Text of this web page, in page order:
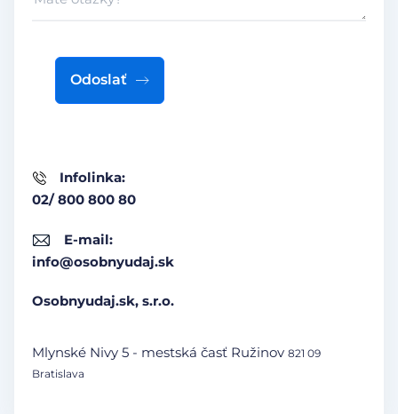
Infolinka:
02/ 800 800 80
E-mail:
info@osobnyudaj.sk
Osobnyudaj.sk, s.r.o.
Mlynské Nivy 5 - mestská časť Ružinov 821 09
Bratislava
Odoslať